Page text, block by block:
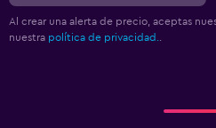
Al crear una alerta de precio, aceptas
nuestra política de privacidad.